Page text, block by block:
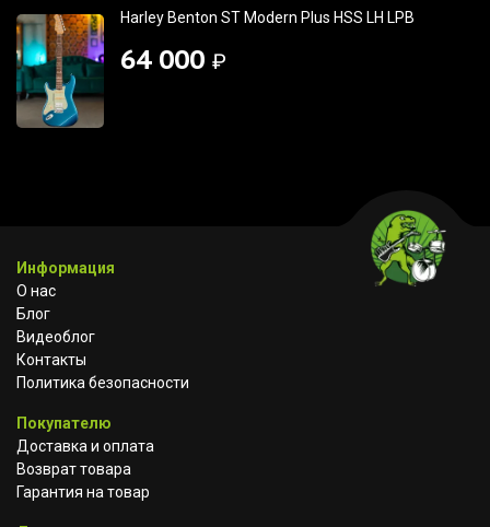
Harley Benton ST Modern Plus HSS LH LPB
64 000 ₽
Информация
О нас
Блог
Видеоблог
Контакты
Политика безопасности
Покупателю
Доставка и оплата
Возврат товара
Гарантия на товар